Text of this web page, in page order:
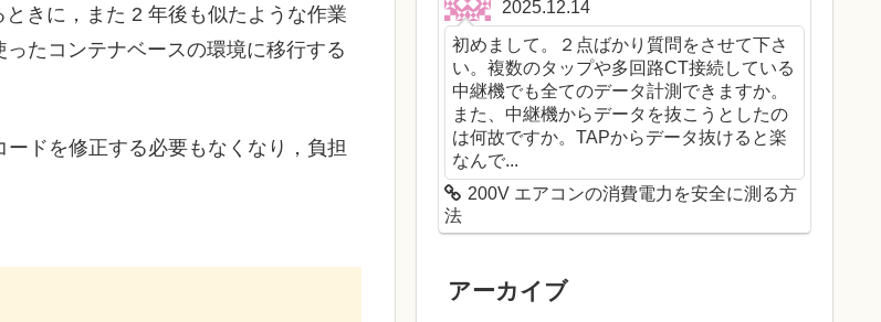
きに，また 2 年後も似たような作業
たコンテナベースの環境に移行する
ドを修正する必要もなくなり，負担
2025.12.14
初めまして。２点ばかり質問をさせて下さ
い。複数のタップや多回路CT接続している
中継機でも全てのデータ計測できますか。
また、中継機からデータを抜こうとしたの
は何故ですか。TAPからデータ抜けると楽
なんで...
200V エアコンの消費電力を安全に測る方
法
アーカイブ